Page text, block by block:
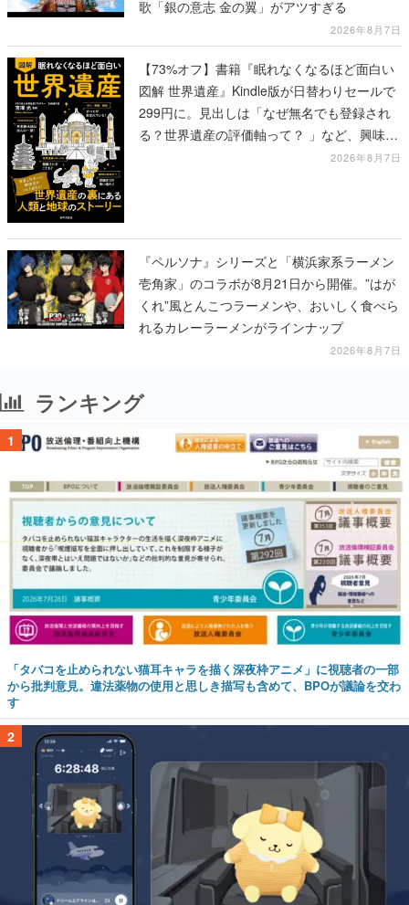
歌「銀の意志 金の翼」がアツすぎる
2026年8月7日
【73%オフ】書籍『眠れなくなるほど面白い
図解 世界遺産』Kindle版が日替わりセールで
299円に。見出しは「なぜ無名でも登録され
る？世界遺産の評価軸って？ 」など、興味を
2026年8月7日
『ペルソナ』シリーズと「横浜家系ラーメン
壱角家」のコラボが8月21日から開催。”はが
くれ”風とんこつラーメンや、おいしく食べら
れるカレーラーメンがラインナップ
2026年8月7日
ランキング
1
「タバコを止められない猫耳キャラを描く深夜枠アニメ」に視聴者の一部
から批判意見。違法薬物の使用と思しき描写も含めて、BPOが議論を交わ
す
2